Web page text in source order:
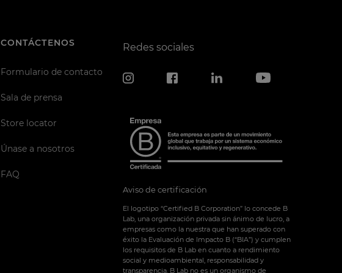
CONTÁCTENOS
Formulario de contacto
Sala de prensa
Store locator
Únase a nosotros
FAQ
Redes sociales
Aviso de certificación
El logotipo “Certified B Corporation” lo concede B
Lab, una organización privada sin ánimo de lucro, a
empresas como la nuestra que han superado con
éxito la Evaluación de Impacto B (“BIA”) y cumplen
los requisitos de B Lab en cuanto a rendimiento
social y medioambiental, responsabilidad y
transparencia. B Lab no es un organismo de